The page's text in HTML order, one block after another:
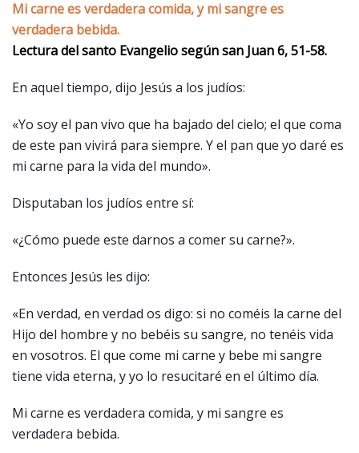
Mi carne es verdadera comida, y mi sangre es
verdadera bebida.
Lectura del santo Evangelio según san Juan 6, 51-58.
En aquel tiempo, dijo Jesús a los judíos:
«Yo soy el pan vivo que ha bajado del cielo; el que coma
de este pan vivirá para siempre. Y el pan que yo daré es
mi carne para la vida del mundo».
Disputaban los judíos entre sí:
«¿Cómo puede este darnos a comer su carne?».
Entonces Jesús les dijo:
«En verdad, en verdad os digo: si no coméis la carne del
Hijo del hombre y no bebéis su sangre, no tenéis vida
en vosotros. El que come mi carne y bebe mi sangre
tiene vida eterna, y yo lo resucitaré en el último día.
Mi carne es verdadera comida, y mi sangre es
verdadera bebida.